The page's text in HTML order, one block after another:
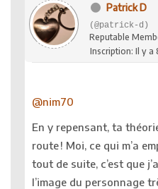
Patrick D
(@patrick-d)
Reputable
Inscription: Il y a
@nim70
En y repensant, ta
route ! Moi, ce qui m’a
tout de suite, c’est que
l’image du personnage